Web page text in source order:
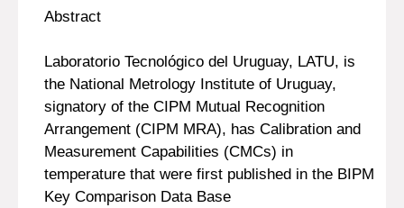
Abstract
Laboratorio Tecnológico del Uruguay, LATU, is
the National Metrology Institute of Uruguay,
signatory of the CIPM Mutual Recognition
Arrangement (CIPM MRA), has Calibration and
Measurement Capabilities (CMCs) in
temperature that were first published in the BIPM
Key Comparison Data Base